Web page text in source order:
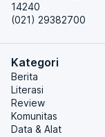
14240
(021) 29382700
Kategori
Berita
Literasi
Review
Komunitas
Data & Alat